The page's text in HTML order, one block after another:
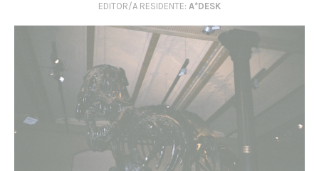
EDITOR/A RESIDENTE: A*DESK